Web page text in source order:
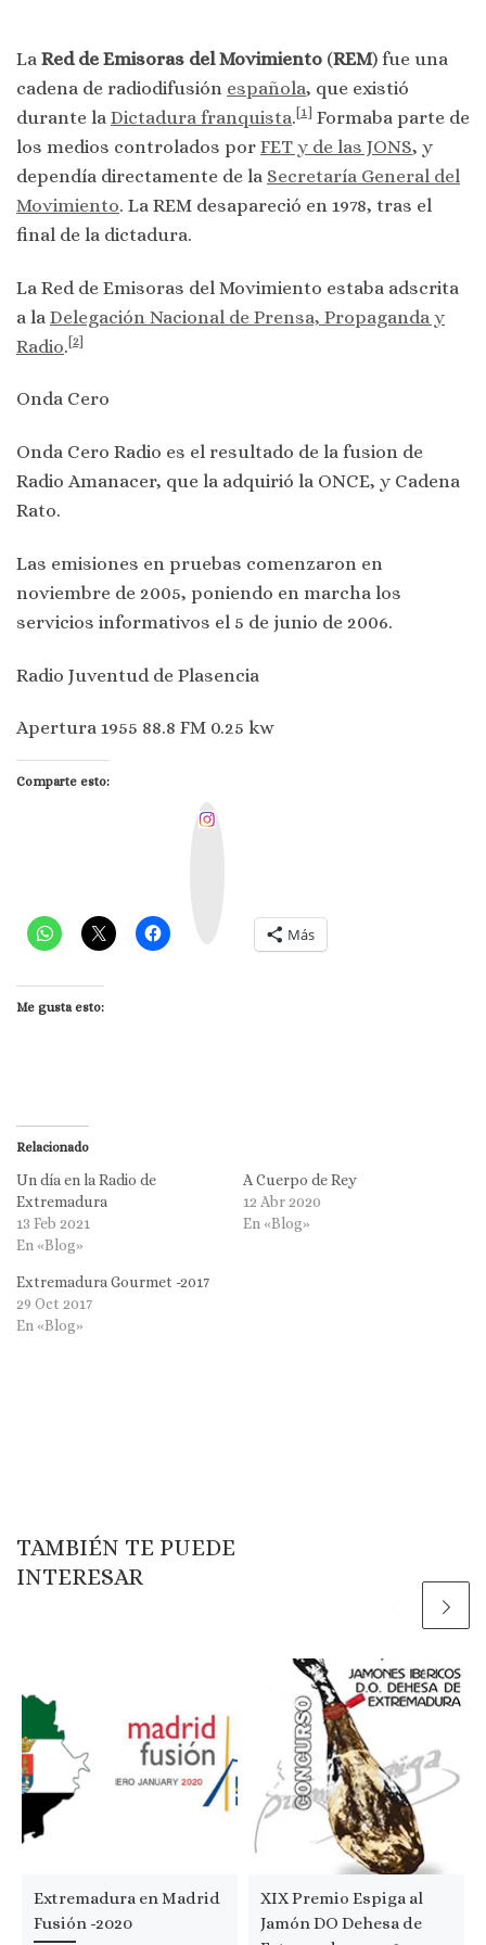
La Red de Emisoras del Movimiento (REM) fue una
cadena de radiodifusión española, que existió
durante la Dictadura franquista.[1] ​ Formaba parte de
los medios controlados por FET y de las JONS, y
dependía directamente de la Secretaría General del
Movimiento. La REM desapareció en 1978, tras el
final de la dictadura.
La Red de Emisoras del Movimiento estaba adscrita
a la Delegación Nacional de Prensa, Propaganda y
Radio.[2]
Onda Cero
Onda Cero Radio es el resultado de la fusion de
Radio Amanacer, que la adquirió la ONCE, y Cadena
Rato.
Las emisiones en pruebas comenzaron en
noviembre de 2005, poniendo en marcha los
servicios informativos el 5 de junio de 2006.
Radio Juventud de Plasencia
Apertura 1955 88.8 FM 0.25 kw
Comparte esto:
Más
Me gusta esto:
Relacionado
Un día en la Radio de
Extremadura
13 Feb 2021
En «Blog»
A Cuerpo de Rey
12 Abr 2020
En «Blog»
Extremadura Gourmet -2017
29 Oct 2017
En «Blog»
TAMBIÉN TE PUEDE
INTERESAR
Extremadura en Madrid
Fusión -2020
XIX Premio Espiga al
Jamón DO Dehesa de